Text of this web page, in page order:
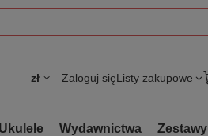
zł Zaloguj sięListy zakupowe
Ukulele Wydawnictwa Zestawy